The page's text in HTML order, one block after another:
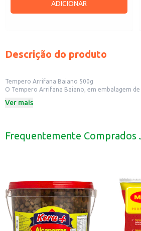
ADICIONAR
Descrição do produto
Tempero Arrifana Baiano 500g
O Tempero Arrifana Baiano, em embalagem
Dicas de Uso:
Ideal para o preparo de moquecas e outros
Ver mais
Frequentemente Comprados